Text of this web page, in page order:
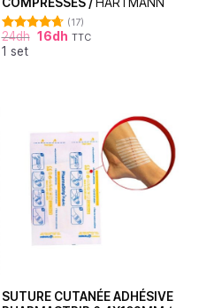
COMPRESSES / HARTMANN
Note
4.71
sur 5
(17)
24dh 16dh TTC
1 set
SUTURE CUTANÉE ADHÉSIVE